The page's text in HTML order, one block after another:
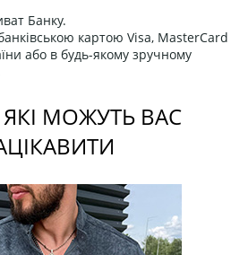
Банку.
картою Visa, MasterCard
або в будь-якому зручному
МОЖУТЬ ВАС